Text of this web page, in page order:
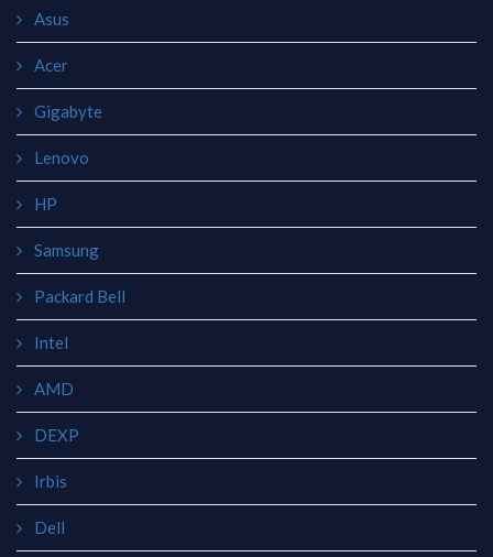
Asus
Acer
Gigabyte
Lenovo
HP
Samsung
Packard Bell
Intel
AMD
DEXP
Irbis
Dell